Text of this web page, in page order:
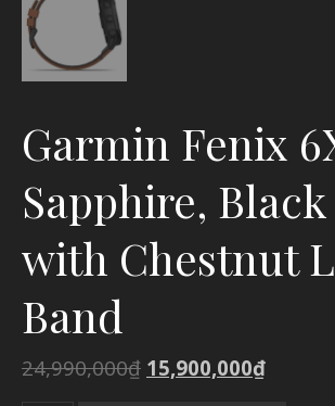
Garmin Fenix
Sapphire,
with Chestnut
Band
24,990,000₫ 15,900,000₫